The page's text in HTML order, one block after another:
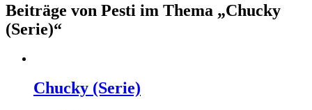
Beiträge von Pesti im Thema „Chucky
(Serie)“
Chucky (Serie)